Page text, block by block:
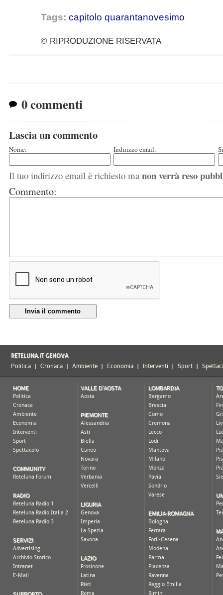
Tags: capitolo quarantanovesimo
© RIPRODUZIONE RISERVATA
0 commenti
Lascia un commento
Nome: Indirizzo email:
Il tuo indirizzo email è richiesto ma non verrà reso
Commento:
Invia il commento